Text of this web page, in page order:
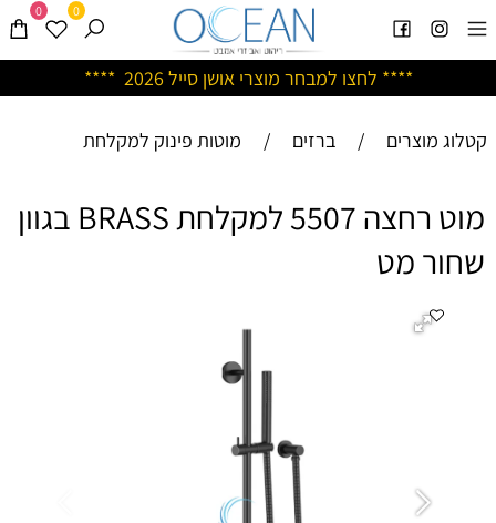
**** לחצו למבחר מוצרי אושן סייל 2026 ****
0 0
קטלוג מוצרים / ברזים / מוטות פינוק למקלחת
מוט רחצה 5507 למקלחת BRASS בגוון
שחור מט